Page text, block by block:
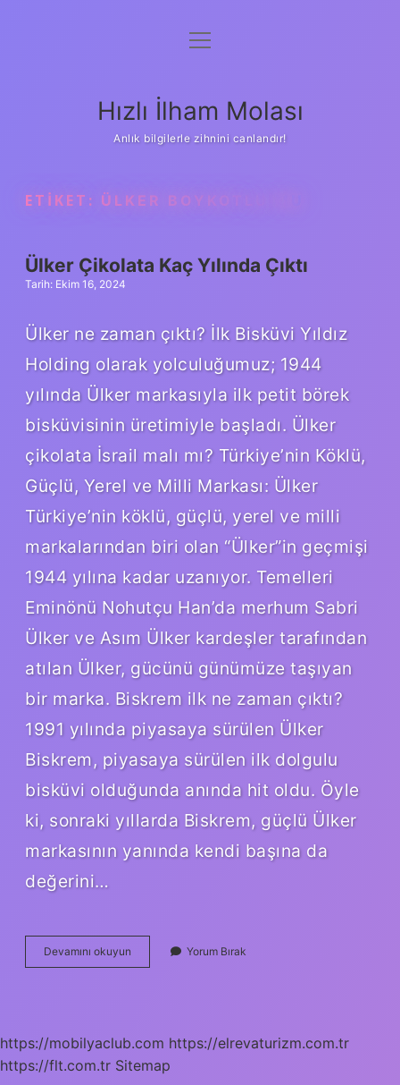
Anasayfa
Yasal Uyarı
menüyü
Hızlı İlham Molası
Anlık bilgilerle zihnini canlandır!
ETIKET: ÜLKER BOYKOTLU MU
Ülker Çikolata Kaç Yılında Çıktı
Tarih: Ekim 16, 2024
Ülker ne zaman çıktı? İlk Bisküvi Yıldız
Holding olarak yolculuğumuz; 1944
yılında Ülker markasıyla ilk petit börek
bisküvisinin üretimiyle başladı. Ülker
çikolata İsrail malı mı? Türkiye’nin Köklü,
Güçlü, Yerel ve Milli Markası: Ülker
Türkiye’nin köklü, güçlü, yerel ve milli
markalarından biri olan “Ülker”in geçmişi
1944 yılına kadar uzanıyor. Temelleri
Eminönü Nohutçu Han’da merhum Sabri
Ülker ve Asım Ülker kardeşler tarafından
atılan Ülker, gücünü günümüze taşıyan
bir marka. Biskrem ilk ne zaman çıktı?
1991 yılında piyasaya sürülen Ülker
Biskrem, piyasaya sürülen ilk dolgulu
bisküvi olduğunda anında hit oldu. Öyle
ki, sonraki yıllarda Biskrem, güçlü Ülker
markasının yanında kendi başına da
değerini…
Devamını okuyun
Çikolata
Yorum Bırak
https://mobilyaclub.com https://elrevaturizm.com.tr
https://flt.com.tr Sitemap